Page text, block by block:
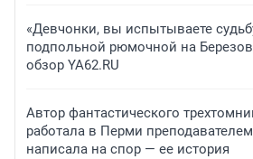
«Девчонки, вы испытываете
подпольной рюмочной на
обзор YA62.RU
Автор фантастического
работала в Перми
написала на спор — ее история